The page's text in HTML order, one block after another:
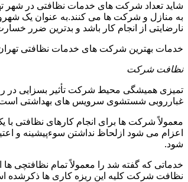
شاید تعداد شرکت های خدمات نظافتی در شهر
به منازل و شرکت ها می کنند.به عنوان یک
نارضایتی از انجام کار باشد و بدترین ضرر
خدمات بهترین شرکت های خدمات نظافتی
نظافت شرکت
تمیزی همیشگی محیط شرکت تأثیر بسزایی در
غبارروبی شستشوی سرویس های بهداشتی
معمولاً شرکت ها برای انجام کارهای نظافتی
اعزام می شود ازلحاظ نداشتن سوءپیشینه و
شود.
خدماتی که گفته شد را معمولاً تمام نظافتچی
نظافت شرکت کلیه این ریزه کاری ها ذکرشده